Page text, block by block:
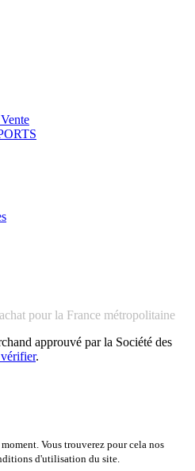
pour la France métropolitaine
approuvé par la Société des
.
Vous trouverez pour cela nos
d'utilisation du site.